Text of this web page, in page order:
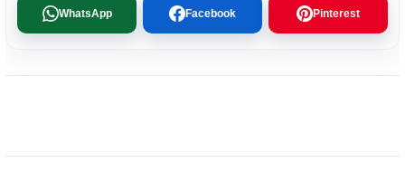
WhatsApp Facebook Pinterest